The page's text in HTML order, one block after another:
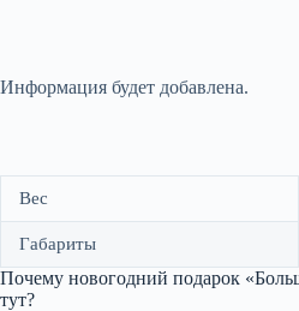
Информация будет добавлена.
Вес
Габариты
Почему новогодний подарок
тут?